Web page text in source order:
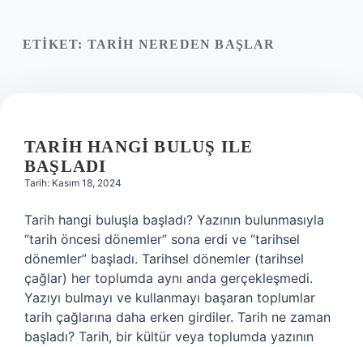
Yasal Uyarı
ETIKET: TARIH NEREDEN BAŞLAR
TARIH HANGI BULUŞ ILE
BAŞLADI
Tarih: Kasım 18, 2024
Tarih hangi buluşla başladı? Yazının bulunmasıyla
“tarih öncesi dönemler” sona erdi ve “tarihsel
dönemler” başladı. Tarihsel dönemler (tarihsel
çağlar) her toplumda aynı anda gerçekleşmedi.
Yazıyı bulmayı ve kullanmayı başaran toplumlar
tarih çağlarına daha erken girdiler. Tarih ne zaman
başladı? Tarih, bir kültür veya toplumda yazının